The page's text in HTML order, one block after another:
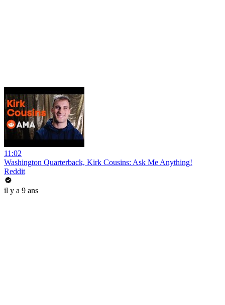
11:02
Washington Quarterback, Kirk Cousins: Ask Me Anything!
Reddit
il y a 9 ans